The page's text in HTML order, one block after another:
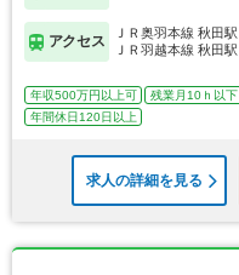
アクセス
ＪＲ奥羽本線 秋田駅
ＪＲ羽越本線 秋田駅
年収500万円以上可 残業月10ｈ以下
年間休日120日以上
求人の詳細を見る